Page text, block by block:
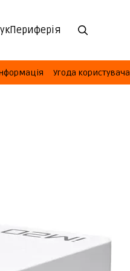
Периферія
Угода користувача